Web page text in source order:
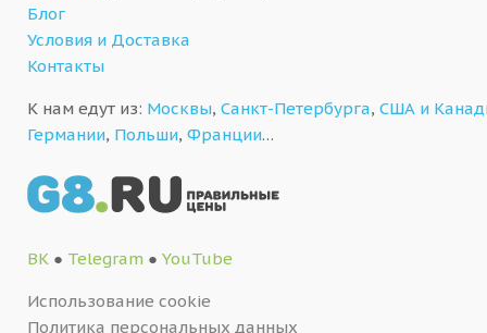
Блог
Условия и Доставка
Контакты
К нам едут из: Москвы, Санкт-Петербурга, США и
Германии, Польши, Франции…
ВК ● Telegram ● YouTube
Использование cookie
Политика персональных данных